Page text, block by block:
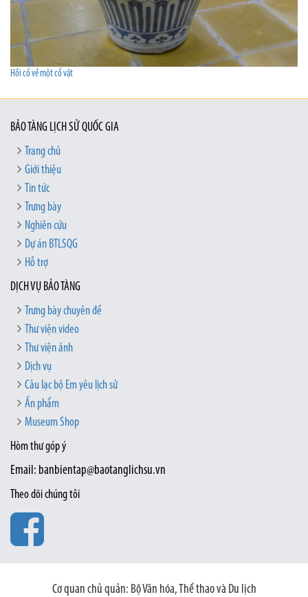
Hồi cố về một cổ vật
BẢO TÀNG LỊCH SỬ QUỐC GIA
Trang chủ
Giới thiệu
Tin tức
Trưng bày
Nghiên cứu
Dự án BTLSQG
Hỗ trợ
DỊCH VỤ BẢO TÀNG
Trưng bày chuyên đề
Thư viện video
Thư viện ảnh
Dịch vụ
Câu lạc bộ Em yêu lịch sử
Ấn phẩm
Museum Shop
Hòm thư góp ý
Email: banbientap@baotanglichsu.vn
Theo dõi chúng tôi
Cơ quan chủ quản: Bộ Văn hóa, Thể thao và Du lịch